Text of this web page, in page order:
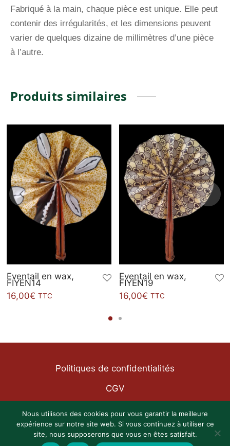
Fabriqué à la main, chaque pièce est unique. Elle peut
contenir des irrégularités, et les dimensions peuvent
varier de quelques dizaine de millimètres d’une pièce
à l’autre.
Produits similaires
Eventail en wax,
FIYEN14
16,00€ TTC
Eventail en wax,
FIYEN19
16,00€ TTC
Politiques de confidentialités
CGV
Nous utilisons des cookies pour vous garantir la meilleure
expérience sur notre site web. Si vous continuez à utiliser ce
site, nous supposerons que vous en êtes satisfait.